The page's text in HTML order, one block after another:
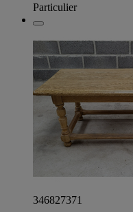
Particulier
346827371